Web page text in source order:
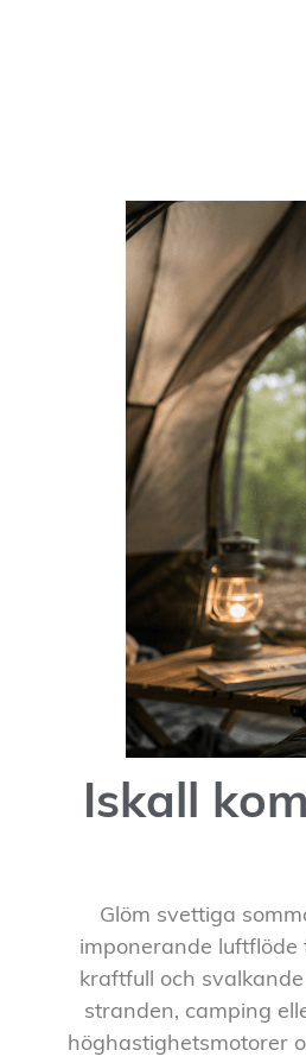
Iskall
Glöm svettiga
imponerande
kraftfull och
stranden, camping
höghastighetsmotorer